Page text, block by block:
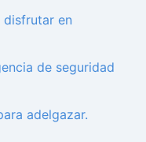
en
de seguridad
adelgazar.